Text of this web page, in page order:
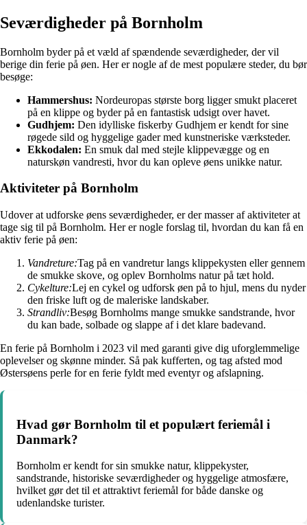
Seværdigheder på Bornholm
Bornholm byder på et væld af spændende seværdigheder, der vil
berige din ferie på øen. Her er nogle af de mest populære steder, du bør
besøge:
Hammershus: Nordeuropas største borg ligger smukt placeret
på en klippe og byder på en fantastisk udsigt over havet.
Gudhjem: Den idylliske fiskerby Gudhjem er kendt for sine
røgede sild og hyggelige gader med kunstneriske værksteder.
Ekkodalen: En smuk dal med stejle klippevægge og en
naturskøn vandresti, hvor du kan opleve øens unikke natur.
Aktiviteter på Bornholm
Udover at udforske øens seværdigheder, er der masser af aktiviteter at
tage sig til på Bornholm. Her er nogle forslag til, hvordan du kan få en
aktiv ferie på øen:
Vandreture:Tag på en vandretur langs klippekysten eller gennem
de smukke skove, og oplev Bornholms natur på tæt hold.
Cykelture:Lej en cykel og udforsk øen på to hjul, mens du nyder
den friske luft og de maleriske landskaber.
Strandliv:Besøg Bornholms mange smukke sandstrande, hvor
du kan bade, solbade og slappe af i det klare badevand.
En ferie på Bornholm i 2023 vil med garanti give dig uforglemmelige
oplevelser og skønne minder. Så pak kufferten, og tag afsted mod
Østersøens perle for en ferie fyldt med eventyr og afslapning.
Hvad gør Bornholm til et populært feriemål i
Danmark?
Bornholm er kendt for sin smukke natur, klippekyster,
sandstrande, historiske seværdigheder og hyggelige atmosfære,
hvilket gør det til et attraktivt feriemål for både danske og
udenlandske turister.